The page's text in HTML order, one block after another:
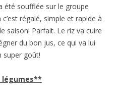
été soufflée sur le groupe
régalé, simple et rapide à
saison! Parfait. Le riz va cuire
du bon jus, ce qui va lui
super goût!
légumes**